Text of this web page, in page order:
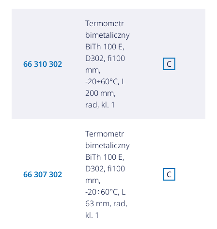
66 310 302
Termometr
bimetaliczny
BiTh 100 E,
D302, fi100
mm,
-20÷60°C, L
200 mm,
rad, kl. 1
C
66 307 302
Termometr
bimetaliczny
BiTh 100 E,
D302, fi100
mm,
-20÷60°C, L
63 mm, rad,
kl. 1
C